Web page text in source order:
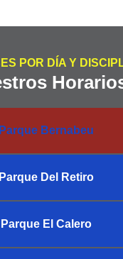
POR DÍA Y
Parque Bernabeu
Parque Del Retiro
Parque El Calero